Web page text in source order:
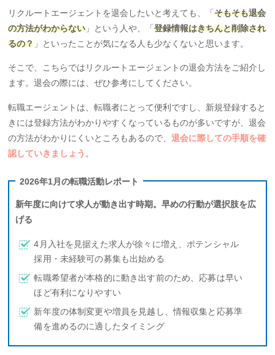
リクルートエージェントを退会したいと考えても、「そもそも退会
の方法がわからない 」という人や、「登録情報はきちんと削除され
るの？ 」といったことが気になる人も少なくないと思います。
そこで、こちらではリクルートエージェントの退会方法をご紹介し
ます。退会の際には、ぜひ参考にしてください。
転職エージェントは、転職者にとって便利ですし、新規登録すると
きには登録方法がわかりやすくなっているものが多いですが、退会
の方法がわかりにくいところもあるので、退会に際しての手順を確
認していきましょう 。
2026年1月の転職活動レポート
新年度に向けて求人が動き出す時期。早めの行動が選択肢を広
げる
4月入社を見据えた求人が徐々に増え、ポテンシャル
採用・未経験可の募集も出始める
転職希望者が本格的に動き出す前のため、応募は早い
ほど有利になりやすい
新年度の体制変更や増員を見越し、情報収集と応募準
備を進めるのに適したタイミング